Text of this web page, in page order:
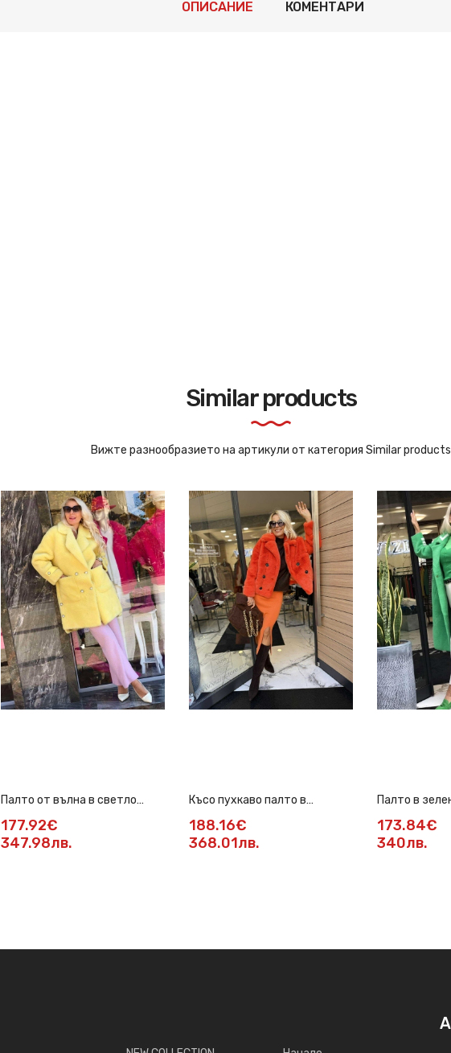
ОПИСАНИЕ КОМЕНТАРИ
Similar products
Вижте разнообразието на артикули от категория Similar products
Палто от вълна в светло
жълто
177.92€
347.98лв.
Късо пухкаво палто в
оранжев цвят
188.16€
368.01лв.
Палто в
173.84€
340лв.